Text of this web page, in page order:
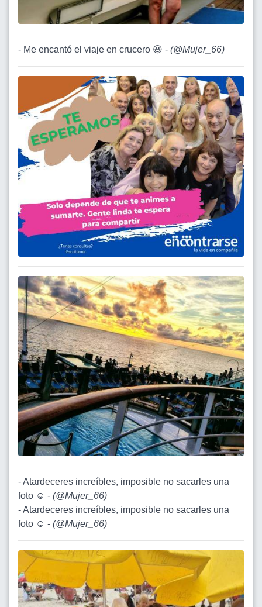
- Me encantó el viaje en crucero 😃 - (@Mujer_66)
- Atardeceres increíbles, imposible no sacarles una
foto ☺️ - (@Mujer_66)
- Atardeceres increíbles, imposible no sacarles una
foto ☺️ - (@Mujer_66)